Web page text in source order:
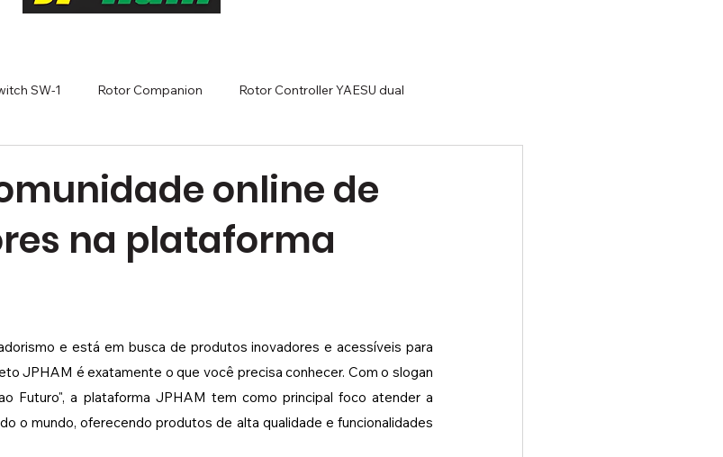
SW-1 Rotor Companion Rotor Controller YAESU dual
type dual
online de
na plataforma
e está em busca de produtos inovadores e acessíveis para
JPHAM é exatamente o que você precisa conhecer. Com o slogan
Futuro", a plataforma JPHAM tem como principal foco atender a
o mundo, oferecendo produtos de alta qualidade e funcionalidades